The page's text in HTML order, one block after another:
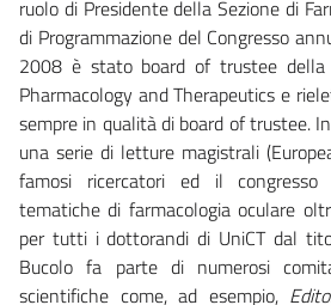
ruolo di Presidente della Sezione di
di Programmazione del Congresso
2008 è stato board of trustee della
Pharmacology and Therapeutics e
sempre in qualità di board of trustee.
una serie di letture magistrali
famosi ricercatori ed il congresso
tematiche di farmacologia oculare
per tutti i dottorandi di UniCT dal
Bucolo fa parte di numerosi
scientifiche come, ad esempio,